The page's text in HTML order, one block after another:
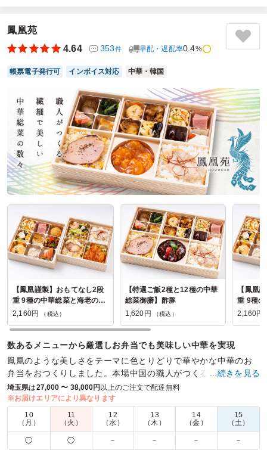
た。
男女問わず、スタッフから好評でした。
お弁当で、アジア料理を食べられるのは、とても嬉しいで
す。
弁当容器にプラスチックを使用していないのが高評価で
ご利用シーン： イベント運営›イベントスタッフ
参加者の年齢： 40代～50代男女比：男性多め
東京都調布市入間町2025/01/31
ソレイユの口コミをもっと見る
鳳凰苑
4.64
353件 早配・遅配率0.4%
帳票電子発行可 インボイス対応 中華・韓国
【鳳凰謹製】おもてなし2段
重 9種の中華総菜と海老のチ
リソース
2,160円 （税込）
【特選ご飯2種と12種の中華
総菜御膳】酢豚
1,620円
（税込）
【鳳凰
重 9種
イスタ
2,160円
数あるメニューから厳選しお弁当でも美味しい中華を実現
鳳凰のような美しさをテーマに色とりどりで華やかな中華のお
弁当をおつくりしました。本場中国の職人がつくる料理の味は
お墨付き。ロケ弁・会議などあらゆるシーンにご利用ください
商品数： 18 締切日時： 1日前18:00 価格帯： 1,080円～3,240円
配達時間：
11:00～15:00
…続きを見る
埼玉県は27,000 〜 38,000円以上のご注文で配達無料
※お届けエリアにより異なります
10
（月）
11
（火）
12
（水）
13
（木）
14
（金）
15
（土）
◯ ◯ － － － －